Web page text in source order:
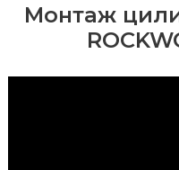
Монтаж